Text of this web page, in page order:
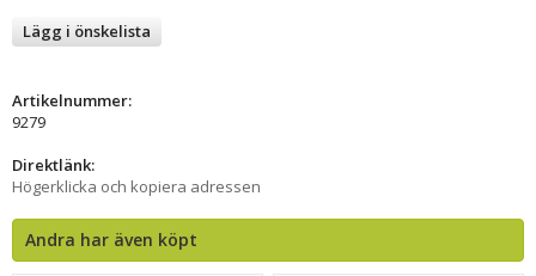
Lägg i önskelista
Artikelnummer:
9279
Direktlänk:
Högerklicka och kopiera adressen
Andra har även köpt